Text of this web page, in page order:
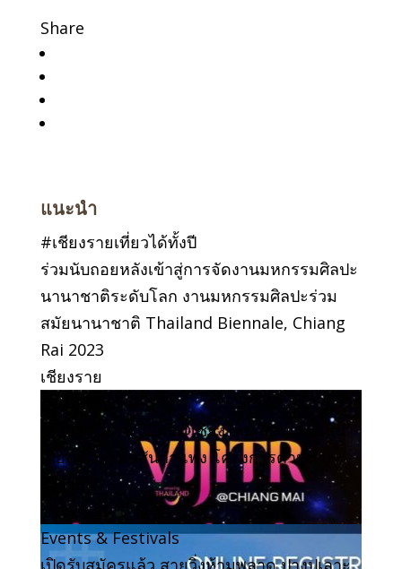
Share
แนะนำ
#เชียงรายเที่ยวได้ทั้งปี
ร่วมนับถอยหลังเข้าสู่การจัดงานมหกรรมศิลปะ
นานาชาติระดับโลก งานมหกรรมศิลปะร่วม
สมัยนานาชาติ Thailand Biennale, Chiang
Rai 2023
เชียงราย
Attraction
ชวนเที่ยวงาน วิจิตร@เชียงใหม่ สีสันแห่งเส้น
เสียง น้ำพุร้อนสันกำแพง โครงการตามพระ
ราชดำริ
ข่าว
Events & Festivals
เปิดรับสมัครแล้ว สายวิ่งห้ามพลาด ปางปูเลาะ